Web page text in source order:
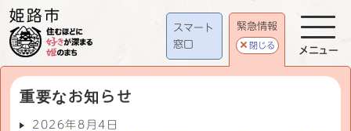
スマート
窓口
緊急情報
閉じる
重要なお知らせ
2026年8月4日
メニュー